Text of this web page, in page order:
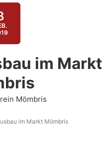
im Markt
Mömbris
im Markt Mömbris